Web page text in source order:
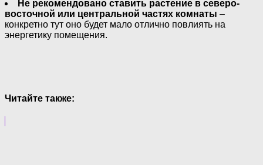
Не рекомендовано ставить растение в северо-
восточной или центральной частях комнаты –
конкретно тут оно будет мало отлично повлиять на
энергетику помещения.
Читайте также: